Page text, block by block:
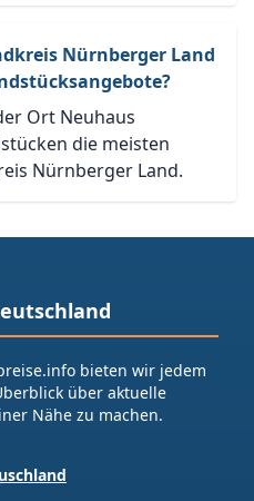
Nürnberger Land
Ort Neuhaus
die meisten
Nürnberger Land.
bieten wir jedem
über aktuelle
Nähe zu machen.